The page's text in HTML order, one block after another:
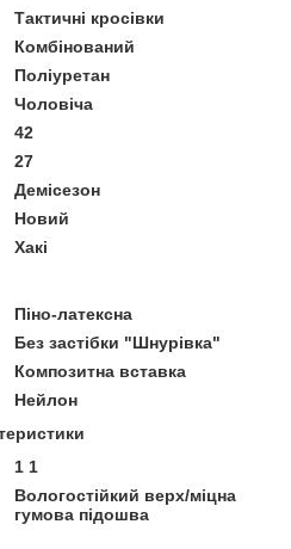
Тактичні кросівки
Комбінований
Поліуретан
Чоловіча
42
27
Демісезон
Новий
Хакі
Піно-латексна
Без застібки "Шнурівка"
Композитна вставка
Нейлон
1 1
Вологостійкий верх/міцна
гумова підошва